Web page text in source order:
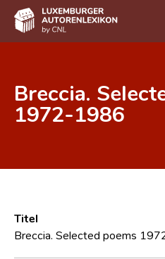
DE
Häufige Fragen und
CNL
Breccia.
1972-1986
Titel
Breccia. Selected poems